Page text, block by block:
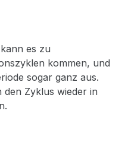
kann es zu
kommen, und
sogar ganz aus.
den Zyklus wieder in